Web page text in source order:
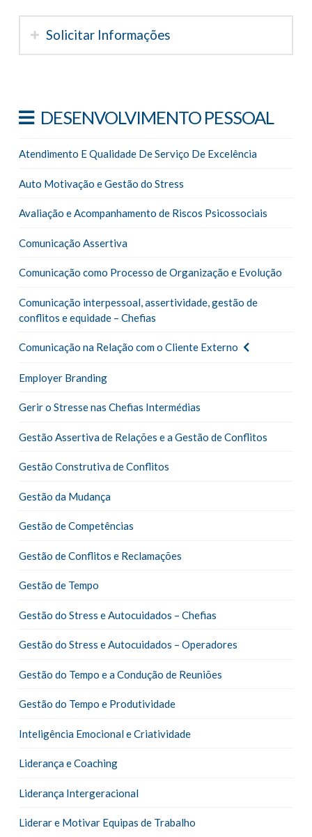
Solicitar Informações
DESENVOLVIMENTO PESSOAL
Atendimento E Qualidade De Serviço De Excelência
Auto Motivação e Gestão do Stress
Avaliação e Acompanhamento de Riscos Psicossociais
Comunicação Assertiva
Comunicação como Processo de Organização e Evolução
Comunicação interpessoal, assertividade, gestão de
conflitos e equidade – Chefias
Comunicação na Relação com o Cliente Externo
Employer Branding
Gerir o Stresse nas Chefias Intermédias
Gestão Assertiva de Relações e a Gestão de Conflitos
Gestão Construtiva de Conflitos
Gestão da Mudança
Gestão de Competências
Gestão de Conflitos e Reclamações
Gestão de Tempo
Gestão do Stress e Autocuidados – Chefias
Gestão do Stress e Autocuidados – Operadores
Gestão do Tempo e a Condução de Reuniões
Gestão do Tempo e Produtividade
Inteligência Emocional e Criatividade
Liderança e Coaching
Liderança Intergeracional
Liderar e Motivar Equipas de Trabalho